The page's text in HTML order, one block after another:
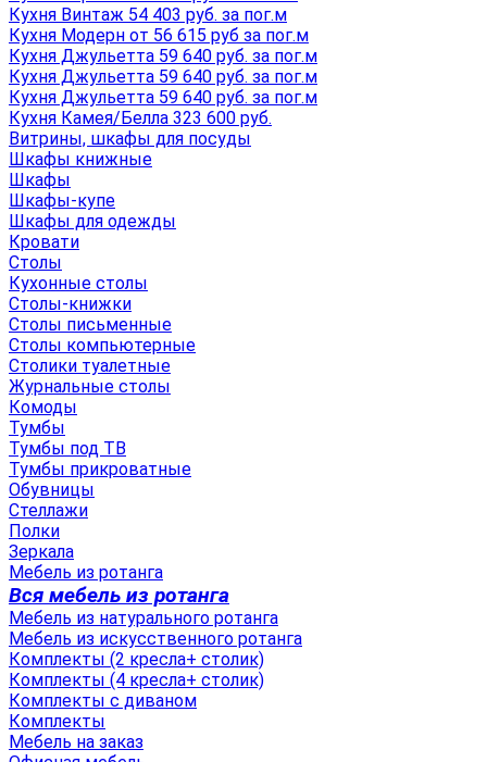
Кухня Винтаж 54 403 руб. за пог.м
Кухня Модерн от 56 615 руб за пог.м
Кухня Джульетта 59 640 руб. за пог.м
Кухня Джульетта 59 640 руб. за пог.м
Кухня Джульетта 59 640 руб. за пог.м
Кухня Камея/Белла 323 600 руб.
Витрины, шкафы для посуды
Шкафы книжные
Шкафы
Шкафы-купе
Шкафы для одежды
Кровати
Столы
Кухонные столы
Столы-книжки
Столы письменные
Столы компьютерные
Столики туалетные
Журнальные столы
Комоды
Тумбы
Тумбы под ТВ
Тумбы прикроватные
Обувницы
Стеллажи
Полки
Зеркала
Мебель из ротанга
Вся мебель из ротанга
Мебель из натурального ротанга
Мебель из искусственного ротанга
Комплекты (2 кресла+ столик)
Комплекты (4 кресла+ столик)
Комплекты с диваном
Комплекты
Мебель на заказ